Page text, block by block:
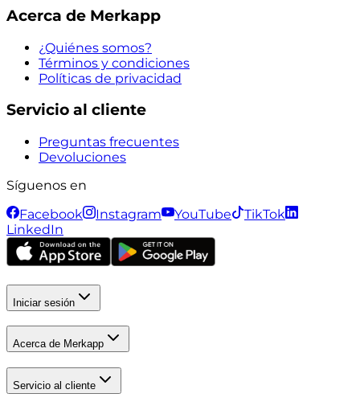
Acerca de Merkapp
¿Quiénes somos?
Términos y condiciones
Políticas de privacidad
Servicio al cliente
Preguntas frecuentes
Devoluciones
Síguenos en
Facebook
Instagram YouTube
TikTok
LinkedIn
Iniciar sesión
Acerca de Merkapp
Servicio al cliente